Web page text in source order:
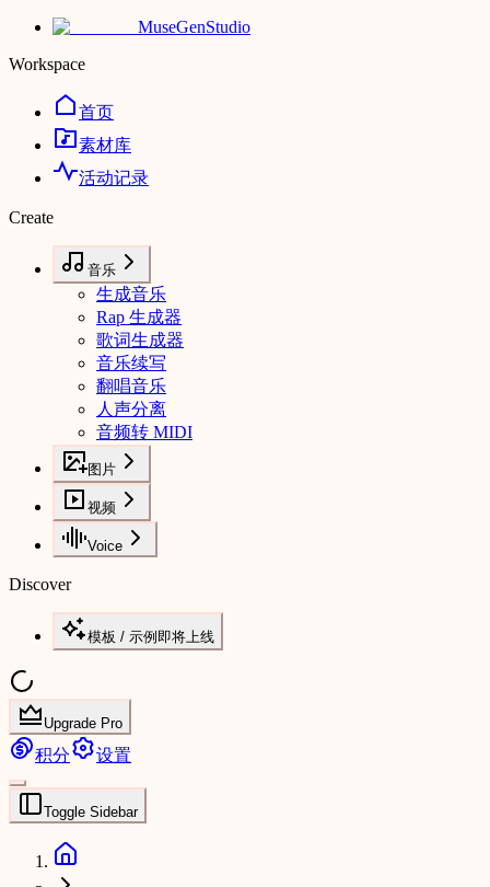
MuseGenStudio
Workspace
首页
素材库
活动记录
Create
音乐
生成音乐
Rap 生成器
歌词生成器
音乐续写
翻唱音乐
人声分离
音频转 MIDI
图片
视频
Voice
Discover
模板 / 示例 即将上线
Upgrade Pro
积分 设置
Toggle Sidebar